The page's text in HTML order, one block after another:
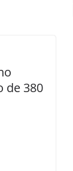
de 380